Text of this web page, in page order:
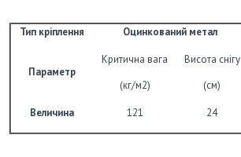
Тип кріплення Оцинкований метал
Параметр
Критична вага
(кг/м2)
Висота снігу
(см)
Величина 121 24